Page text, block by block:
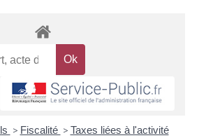
> Fiscalité > Taxes liées à l'activité